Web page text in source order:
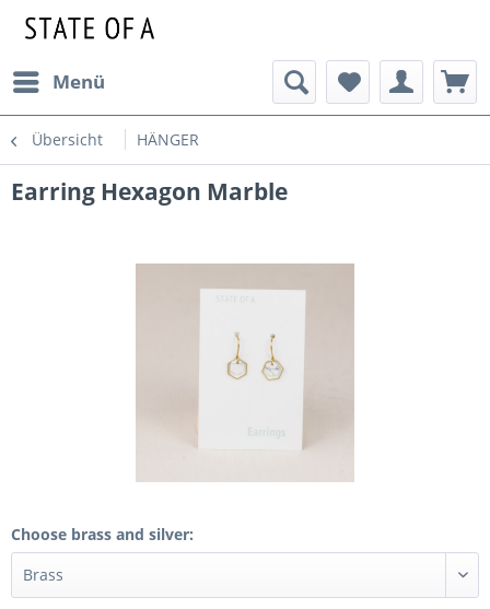
Menü
Übersicht HÄNGER
Earring Hexagon Marble
Choose brass and silver: